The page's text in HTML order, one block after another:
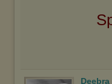
Deebra